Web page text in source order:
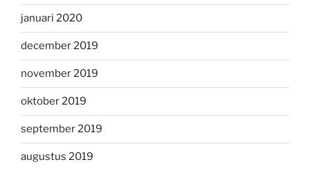
januari 2020
december 2019
november 2019
oktober 2019
september 2019
augustus 2019